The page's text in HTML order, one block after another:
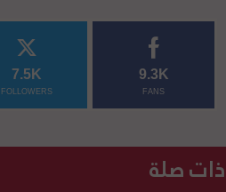
9.3K
FANS
7.5K
FOLLOWERS
ذات صلة